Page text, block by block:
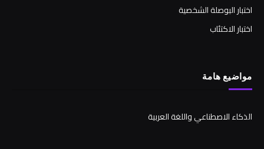
اختبار البوصلة الشخصية
اختبار الاكتئاب
مواضيع هامة
الذكاء الاصطناعي واللغة العربية